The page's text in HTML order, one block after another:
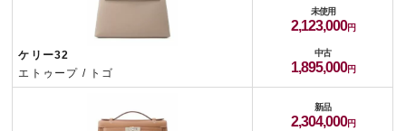
ケリー32
エトゥープ / トゴ
未使用
2,123,000
中古
1,895,000
新品
2,304,000